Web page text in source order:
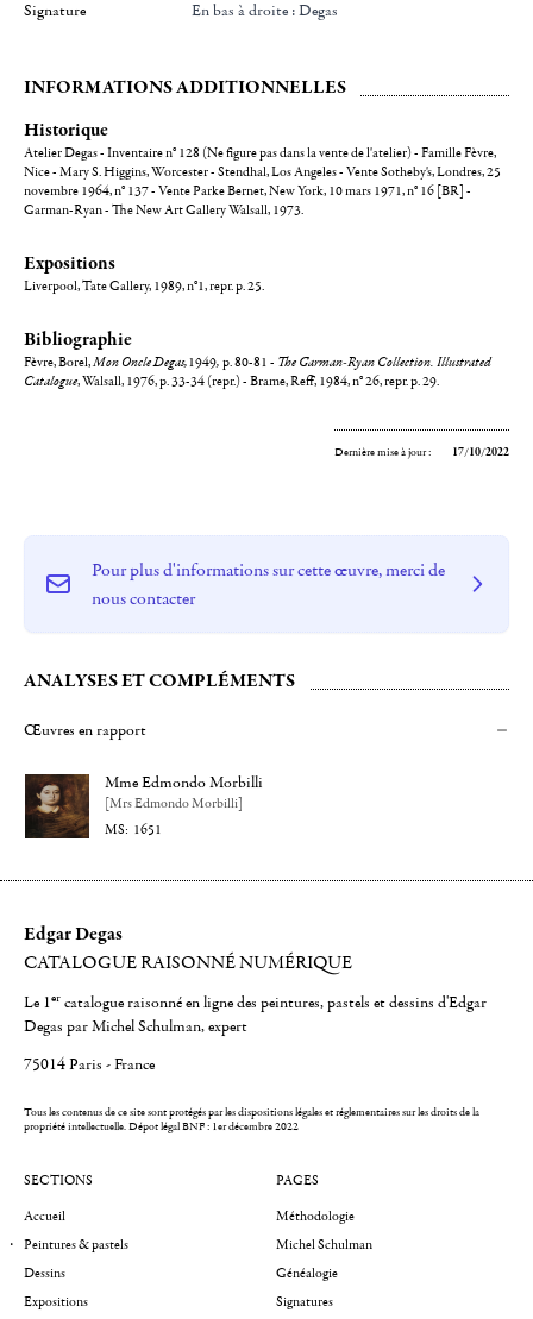
Signature en bas à droite : Degas
INFORMATIONS ADDITIONNELLES
Historique
Atelier Degas - Inventaire n° 128 (Ne figure pas dans la vente de l'atelier) - Famille Fèvre,
Nice - Mary S. Higgins, Worcester - Stendhal, Los Angeles - Vente Sotheby's, Londres, 25
novembre 1964, n° 137 - Vente Parke Bernet, New York, 10 mars 1971, n° 16 [BR] -
Garman-Ryan - The New Art Gallery Walsall, 1973.
Expositions
Liverpool, Tate Gallery, 1989, n°1, repr. p. 25.
Bibliographie
Fèvre, Borel,Mon Oncle Degas,1949, p. 80-81 - The Garman-Ryan Collection. Illustrated
Catalogue, Walsall, 1976, p. 33-34 (repr.) - Brame, Reff, 1984, n° 26, repr. p. 29.
Dernière mise à jour : 17/10/2022
Pour plus d'informations sur cette œuvre, merci de
nous contacter
ANALYSES ET COMPLÉMENTS
Œuvres en rapport
Mme Edmondo Morbilli
[Mrs Edmondo Morbilli]
1651
Edgar Degas
CATALOGUE RAISONNÉ NUMÉRIQUE
Le 1er catalogue raisonné en ligne des peintures, pastels et dessins d'Edgar
Degas par Michel Schulman, expert
75014 Paris - France
Tous les contenus de ce site sont protégés par les dispositions légales et réglementaires sur les droits de la
propriété intellectuelle.Dépot légal BNF : 1er décembre 2022
SECTIONS
Accueil
Peintures & pastels
Dessins
Expositions
PAGES
Méthodologie
Michel Schulman
Généalogie
Signatures